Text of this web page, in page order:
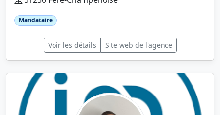
Mandataire
Voir les détails Site web de l'agence